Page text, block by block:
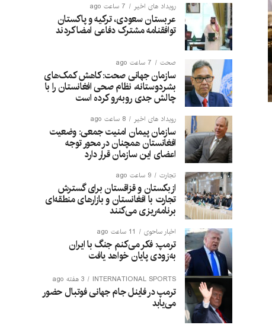
رویداد های اخیر 7 ساعت ago
عربستان سعودی، ترکیه و پاکستان
توافقنامه مشترک دفاعی امضا کردند
صحت 7 ساعت ago
سازمان جهانی صحت: کاهش کمک‌های
بشردوستانه، نظام صحی افغانستان را با
چالش جدی روبه‌رو کرده است
رویداد های اخیر 8 ساعت ago
سازمان پیمان امنیت جمعی: وضعیت
افغانستان همچنان در محور توجه
اعضای این سازمان قرار دارد
تجارت 9 ساعت ago
ازبکستان و قزاقستان برای گسترش
تجارت با افغانستان و بازارهای منطقه‌ای
برنامه‌ریزی می‌کنند
اخبار ساحوی 11 ساعت ago
ترمپ: فکر می‌کنم جنگ با ایران
به‌زودی پایان خواهد یافت
INTERNATIONAL SPORTS 3 هفته ago
ترمپ در فاینل جام جهانی فوتبال حضور
می‌یابد